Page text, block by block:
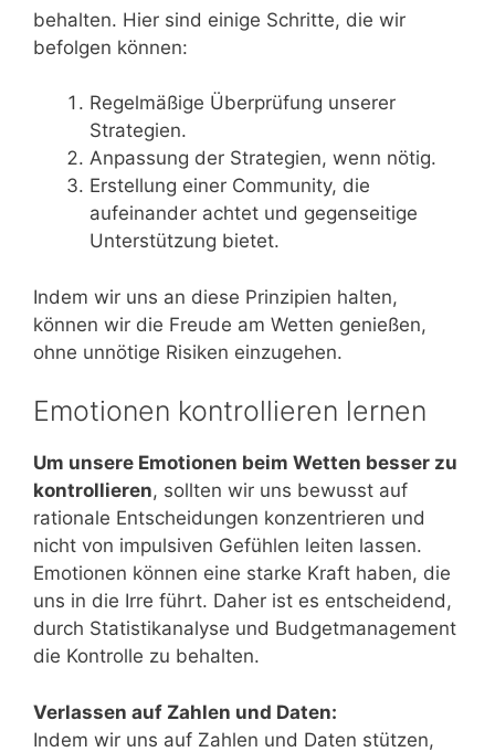
behalten. Hier sind einige Schritte, die wir
befolgen können:
Regelmäßige Überprüfung unserer
Strategien.
Anpassung der Strategien, wenn nötig.
Erstellung einer Community, die
aufeinander achtet und gegenseitige
Unterstützung bietet.
Indem wir uns an diese Prinzipien halten,
können wir die Freude am Wetten genießen,
ohne unnötige Risiken einzugehen.
Emotionen kontrollieren lernen
Um unsere Emotionen beim Wetten besser zu
kontrollieren, sollten wir uns bewusst auf
rationale Entscheidungen konzentrieren und
nicht von impulsiven Gefühlen leiten lassen.
Emotionen können eine starke Kraft haben, die
uns in die Irre führt. Daher ist es entscheidend,
durch Statistikanalyse und Budgetmanagement
die Kontrolle zu behalten.
Verlassen auf Zahlen und Daten:
Indem wir uns auf Zahlen und Daten stützen,